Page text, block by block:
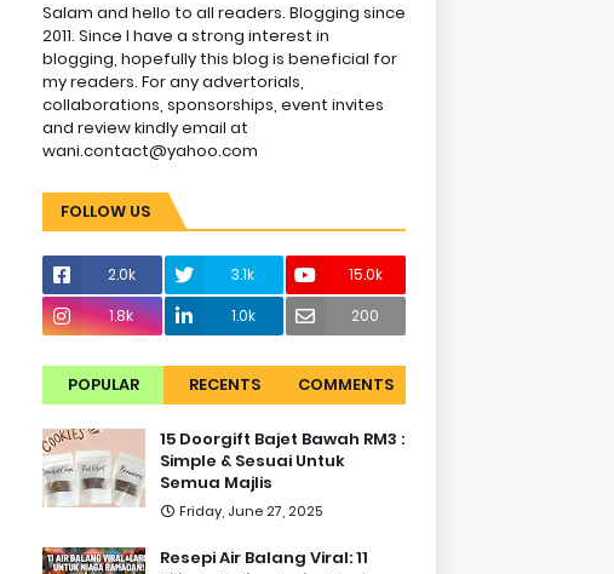
Salam and hello to all readers. Blogging since
2011. Since I have a strong interest in
blogging, hopefully this blog is beneficial for
my readers. For any advertorials,
collaborations, sponsorships, event invites
and review kindly email at
wani.contact@yahoo.com
FOLLOW US
2.0k 3.1k
15.0k
1.8k
1.0k 200
POPULAR RECENTS COMMENTS
15 Doorgift Bajet Bawah RM3 :
Simple & Sesuai Untuk
Semua Majlis
Friday, June 27, 2025
Resepi Air Balang Viral: 11